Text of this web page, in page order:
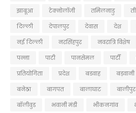
झाबूआ
टेक्नोलॉजी तमिलनाडु
दिल्ली
देपालपुर देवास देश
नई दिल्ली
नरसिंहपुर नवरात्रि विशेष
पन्ना
पाटी पानसेमल पार्टी
प्रतियोगिता
प्रदेश बडवाह बड़वानी
बनेठा
बागपत बालाघाट बालीपुर
बॉलीवुड
भवानी मंडी भीकनगांव